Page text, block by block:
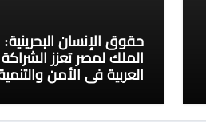
حقوق الإنسان البحرينية:
الملك لمصر تعزز الشراكة
العربية في الأمن